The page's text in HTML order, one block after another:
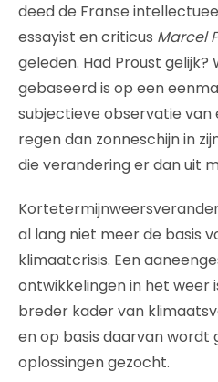
deed de Franse
essayist en criticus Marcel
geleden. Had Proust
gebaseerd is op een
subjectieve observatie van
regen dan zonneschijn in
die verandering er dan uit
al lang niet meer de basis
klimaatcrisis. Een
ontwikkelingen in het weer
breder kader van
en op basis daarvan
oplossingen gezocht.